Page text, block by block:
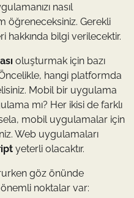
nasıl
öğreneceksiniz. Gerekli
bilgi verilecektir.
oluşturmak için bazı
hangi platformda
Mobil bir uygulama
mı? Her ikisi de farklı
mobil uygulamalar için
Web uygulamaları
yeterli olacaktır.
göz önünde
noktalar var: